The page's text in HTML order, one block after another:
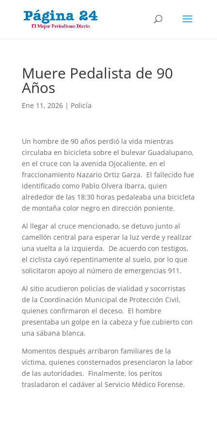
Muere Pedalista de 90
Años
Ene 11, 2026| Policía
Un hombre de 90 años perdió la vida mientras
circulaba en bicicleta sobre el bulevar Guadalupano,
en el cruce con la avenida Ojocaliente, en el
fraccionamiento Nazario Ortiz Garza. El fallecido fue
identificado como Pablo Olvera Ibarra, quien
alrededor de las 18:30 horas pedaleaba una bicicleta
de montaña color negro en dirección poniente.
Al llegar al cruce mencionado, se detuvo junto al
camellón central para esperar la luz verde y realizar
una vuelta a la izquierda. De acuerdo con testigos,
el ciclista cayó repentinamente al suelo, por lo que
solicitaron apoyo al número de emergencias 911.
Al sitio acudieron policías de vialidad y socorristas
de la Coordinación Municipal de Protección Civil,
quienes confirmaron el deceso. El hombre
presentaba un golpe en la cabeza y fue cubierto con
una sábana blanca.
Momentos después arribaron familiares de la
víctima, quienes consternados presenciaron la labor
de las autoridades. Finalmente, los peritos
trasladaron el cadáver al Servicio Médico Forense.